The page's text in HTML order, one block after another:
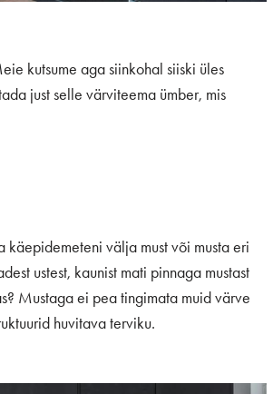
kutsume aga siinkohal siiski üles
just selle värviteema ümber, mis
välja must või musta eri
ustest, kaunist mati pinnaga mustast
Mustaga ei pea tingimata muid värve
huvitava terviku.